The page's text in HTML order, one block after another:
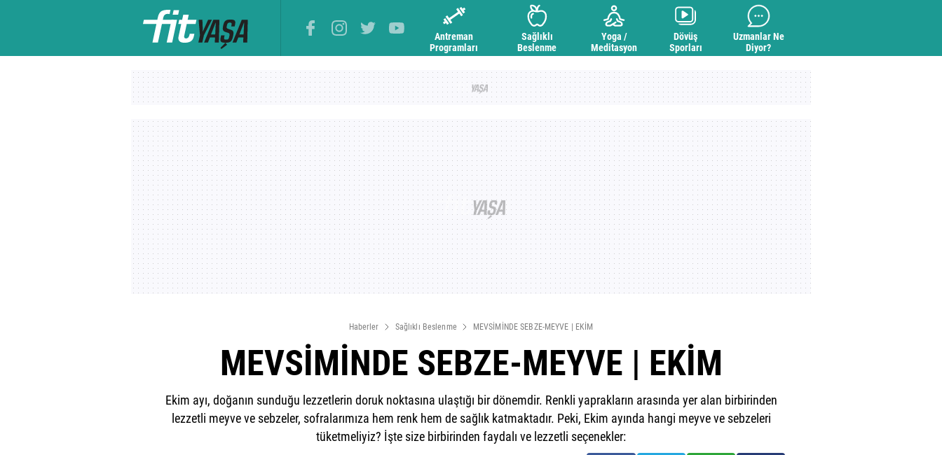
Antreman
Programları
Sağlıklı
Beslenme
Yoga /
Meditasyon
Dövüş
Sporları
Uzmanlar Ne
Diyor?
Haberler Sağlıklı Beslenme MEVSİMİNDE SEBZE-MEYVE | EKİM
MEVSİMİNDE SEBZE-MEYVE | EKİM
Ekim ayı, doğanın sunduğu lezzetlerin doruk noktasına ulaştığı bir dönemdir. Renkli yaprakların arasında yer alan birbirinden
lezzetli meyve ve sebzeler, sofralarımıza hem renk hem de sağlık katmaktadır. Peki, Ekim ayında hangi meyve ve sebzeleri
tüketmeliyiz? İşte size birbirinden faydalı ve lezzetli seçenekler: